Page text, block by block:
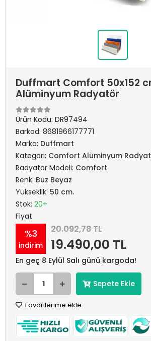
Duffmart Comfort 50x152
Alüminyum Radyatör
Ürün Kodu: DR97494
Barkod: 8681966177771
Marka: Duffmart
Kategori: Comfort Alüminyum
Radyatör Modeli: Comfort
Renk: Buz Beyaz
Yükseklik: 50 cm.
Stok: 20+
Fiyat
%3
indirim
20.092,78 TL
19.490,00 TL
En geç 8 Eylül Salı günü kargoda!
Sepete Ekle
Favorilerime ekle